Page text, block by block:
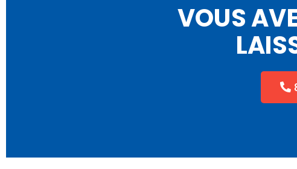
VOUS